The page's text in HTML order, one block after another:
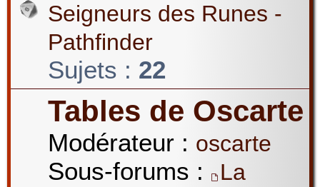
Seigneurs des Runes -
Pathfinder
Sujets : 22
Tables de Oscarte
Modérateur : oscarte
Sous-forums :
La